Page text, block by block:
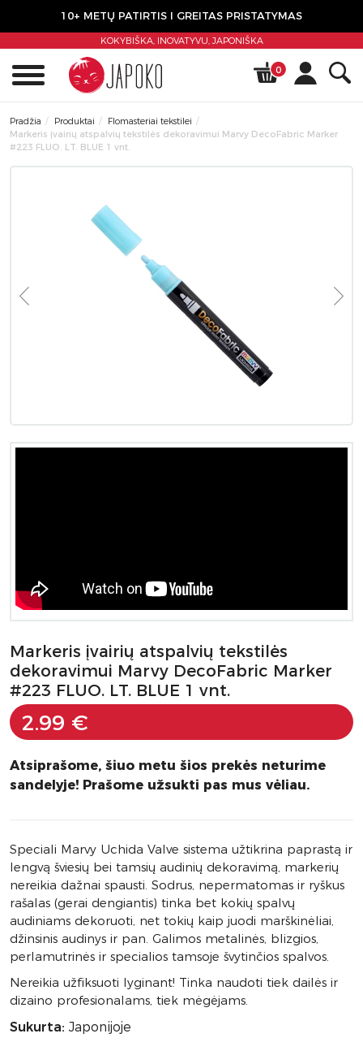
10+ METŲ PATIRTIS I GREITAS PRISTATYMAS
KOKYBIŠKA, INOVATYVU,JAPONIŠKA
0
Pradžia Produktai
Flomasteriai tekstilei
Markeris įvairių atspalvių tekstilės dekoravimui Marvy DecoFabric Marker
#223 FLUO. LT. BLUE 1 vnt.
Markeris įvairių atspalvių tekstilės
dekoravimui Marvy DecoFabric Marker
#223 FLUO. LT. BLUE 1 vnt.
2.99 €
Atsiprašome, šiuo metu šios prekės neturime
sandelyje! Prašome užsukti pas mus vėliau.
Speciali Marvy Uchida Valve sistema užtikrina paprastą ir
lengvą šviesių bei tamsių audinių dekoravimą, markerių
nereikia dažnai spausti. Sodrus, nepermatomas ir ryškus
rašalas (gerai dengiantis) tinka bet kokių spalvų
audiniams dekoruoti, net tokių kaip juodi marškinėliai,
džinsinis audinys ir pan. Galimos metalinės, blizgios,
perlamutrinės ir specialios tamsoje švytinčios spalvos.
Nereikia užfiksuoti lyginant! Tinka naudoti tiek dailės ir
dizaino profesionalams, tiek mėgėjams.
Sukurta: Japonijoje